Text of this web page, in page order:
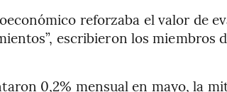
reforzaba el valor de
escribieron los miembros
0,2% mensual en mayo, la